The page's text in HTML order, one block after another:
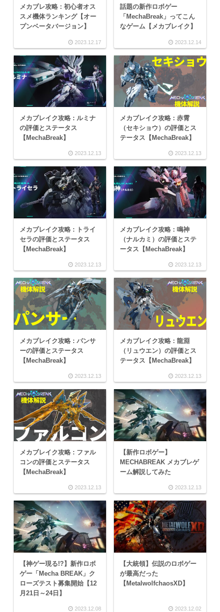
メカブレ攻略 : 初心者オス
スメ機体ランキング【オー
プンベータバージョン】
2023.12.17
話題の新作ロボゲー
「MechaBreak」ってこん
なゲーム【メカブレイク】
2023.12.14
メカブレイク攻略 : ルミナ
の評価とステータス
【MechaBreak】
2023.12.13
メカブレイク攻略 : 赤霄
（セキショウ）の評価とス
テータス【MechaBreak】
2023.12.13
メカブレイク攻略 : トライ
セラの評価とステータス
【MechaBreak】
2023.12.13
メカブレイク攻略 : 鳴神
（ナルカミ）の評価とステ
ータス【MechaBreak】
2023.12.13
メカブレイク攻略 : パンサ
ーの評価とステータス
【MechaBreak】
2023.12.13
メカブレイク攻略 : 龍淵
（リュウエン）の評価とス
テータス【MechaBreak】
2023.12.13
メカブレイク攻略 : ファル
コンの評価とステータス
【MechaBreak】
2023.12.13
【新作ロボゲー】
MECHABREAK メカブレゲ
ーム解説してみた
2023.12.13
【神ゲー現る!?】新作ロボ
ゲー「Mecha BREAK」ク
ローズテスト募集開始【12
月21日～24日】
2023.12.08
【大統領】伝説のロボゲー
が最高だった
【MetalwolfchaosXD】
2023.12.02